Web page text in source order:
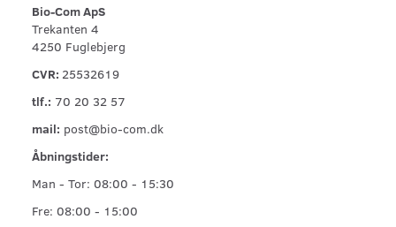
Bio-Com ApS
Trekanten 4
4250 Fuglebjerg
CVR: 25532619
tlf.: 70 20 32 57
mail: post@bio-com.dk
Åbningstider:
Man - Tor: 08:00 - 15:30
Fre: 08:00 - 15:00